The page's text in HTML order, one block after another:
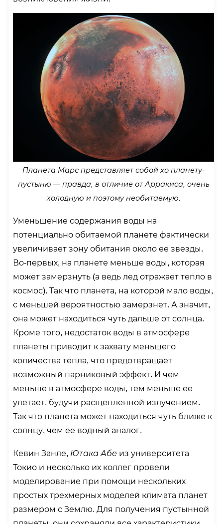
Планета Марс представляет собой хо планету-
пустыню — правда, в отличие от Арракиса, очень
холодную и поэтому необитаемую.
Уменьшение содержания воды на
потенциально обитаемой планете фактически
увеличивает зону обитания около ее звезды.
Во-первых, на планете меньше воды, которая
может замерзнуть (а ведь лед отражает тепло в
космос). Так что планета, на которой мало воды,
с меньшей вероятностью замерзнет. А значит,
она может находиться чуть дальше от солнца.
Кроме того, недостаток воды в атмосфере
планеты приводит к захвату меньшего
количества тепла, что предотвращает
возможный парниковый эффект. И чем
меньше в атмосфере воды, тем меньше ее
улетает, будучи расщепленной излучением.
Так что планета может находиться чуть ближе к
солнцу, чем ее водный аналог.
Кевин Занле, Ютака Абе из университета
Токио и несколько их коллег провели
моделирование при помощи нескольких
простых трехмерных моделей климата планет
размером с Землю. Для получения пустынной